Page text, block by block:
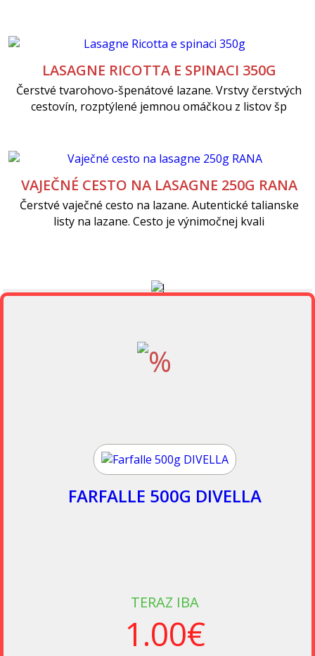
LASAGNE RICOTTA E SPINACI 350G
Čerstvé tvarohovo-špenátové lazane. Vrstvy čerstvých
cestovín, rozptýlené jemnou omáčkou z listov šp
VAJEČNÉ CESTO NA LASAGNE 250G RANA
Čerstvé vaječné cesto na lazane. Autentické talianske
listy na lazane. Cesto je výnimočnej kvali
FARFALLE 500G DIVELLA
TERAZ IBA
1.00€